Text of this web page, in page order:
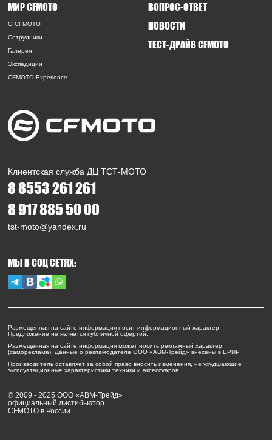
Клиентская служба ДЦ ТСТ-МОТО
8 8553 261 261
8 917 885 50 00
tst-moto@yandex.ru
МЫ В СОЦ СЕТЯХ:
МИР CFMOTO
O CFMOTO
Сотрудники
Галерея
Экспедиции
CFMOTO Experience
ВОПРОС-ОТВЕТ
НОВОСТИ
ТЕСТ-ДРАЙВ CFMOTO
Размещенная на сайте информация носит информационный характер.
Предложение не является публичной офертой.
Размещенная на сайте информация может носить рекламный характер
(самореклама). Данные о рекламодателе ООО «АВМ-Трейд» внесены в ЕРИР
Производитель оставляет за собой право вносить изменения, не ухудшающие
эксплуатационные характеристики техники и аксессуаров.
© 2009 - 2025 ООО «АВМ-Трейд»
официальный дистибьютор
CFMOTO в России